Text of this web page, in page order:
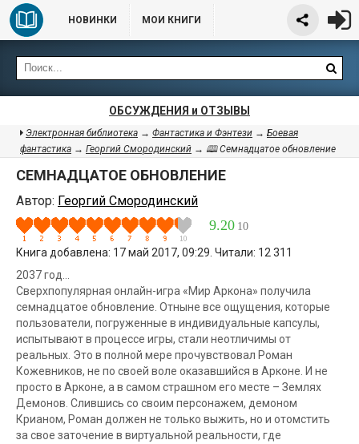
НОВИНКИ МОИ КНИГИ
ОБСУЖДЕНИЯ и ОТЗЫВЫ
Электронная библиотека → Фантастика и Фэнтези → Боевая
фантастика → Георгий Смородинский → 🕮 Семнадцатое обновление
СЕМНАДЦАТОЕ ОБНОВЛЕНИЕ
Автор: Георгий Смородинский
9.20 10
Книга добавлена: 17 май 2017, 09:29. Читали: 12 311
2037 год…
Сверхпопулярная онлайн-игра «Мир Аркона» получила
семнадцатое обновление. Отныне все ощущения, которые
пользователи, погруженные в индивидуальные капсулы,
испытывают в процессе игры, стали неотличимы от
реальных. Это в полной мере прочувствовал Роман
Кожевников, не по своей воле оказавшийся в Арконе. И не
просто в Арконе, а в самом страшном его месте – Землях
Демонов. Слившись со своим персонажем, демоном
Крианом, Роман должен не только выжить, но и отомстить
за свое заточение в виртуальной реальности, где